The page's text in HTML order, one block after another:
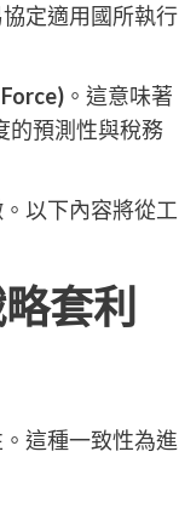
定適用國所執行
。這意味著
的預測性與稅務
以下內容將從工
套利
這種一致性為進